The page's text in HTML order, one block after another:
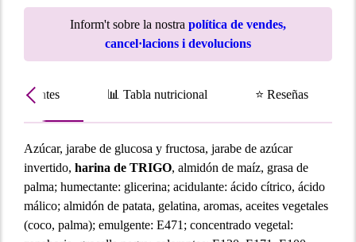
Inform't sobre la nostra política de vendes,
cancel·lacions i devolucions
📝 Ingredientes 📊 Tabla nutricional
Azúcar, jarabe de glucosa y fructosa, jarabe de azúcar
invertido, harina de TRIGO, almidón de maíz, grasa de
palma; humectante: glicerina; acidulante: ácido cítrico, ácido
málico; almidón de patata, gelatina, aromas, aceites vegetales
(coco, palma); emulgente: E471; concentrado vegetal: